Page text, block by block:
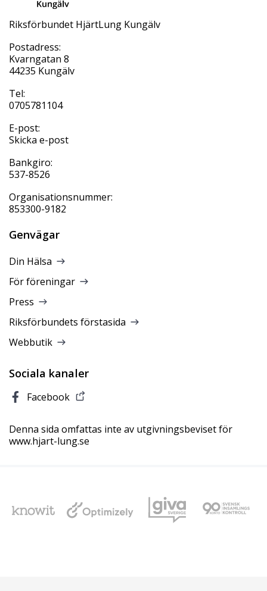
Riksförbundet HjärtLung Kungälv
Postadress:
Kvarngatan 8
44235 Kungälv
Tel:
0705781104
E-post:
Skicka e-post
Bankgiro:
537-8526
Organisationsnummer:
853300-9182
Genvägar
Din Hälsa
För föreningar
Press
Riksförbundets förstasida
Webbutik
Sociala kanaler
Facebook
Denna sida omfattas inte av utgivningsbeviset för
www.hjart-lung.se